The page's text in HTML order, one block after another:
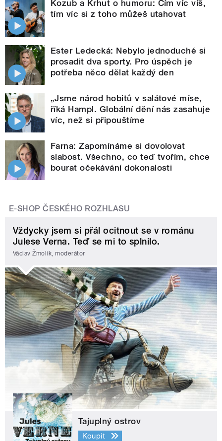
Kozub a Krhut o humoru: Čím víc víš,
tím víc si z toho můžeš utahovat
Ester Ledecká: Nebylo jednoduché si
prosadit dva sporty. Pro úspěch je
potřeba něco dělat každý den
„Jsme národ hobitů v salátové míse,
říká Hampl. Globální dění nás zasahuje
víc, než si připouštíme
Farna: Zapomínáme si dovolovat
slabost. Všechno, co teď tvořím, chce
bourat očekávání dokonalosti
E-SHOP ČESKÉHO ROZHLASU
Vždycky jsem si přál ocitnout se v románu
Julese Verna. Teď se mi to splnilo.
Václav Žmolík, moderátor
Tajuplný ostrov
Koupit